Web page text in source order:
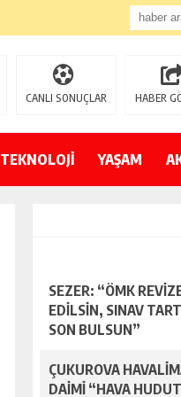
CANLI SONUÇLAR HABER
TEKNOLOJİ YAŞAM
SEZER: “ÖMK
EDİLSİN, SINAV
SON BULSUN”
ÇUKUROVA
DAİMİ “HAVA HUDUT